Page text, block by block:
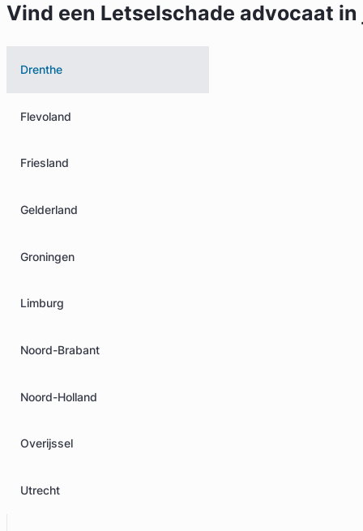
Vind een Letselschade advocaat
Drenthe
Flevoland
Friesland
Gelderland
Groningen
Limburg
Noord-Brabant
Noord-Holland
Overijssel
Utrecht